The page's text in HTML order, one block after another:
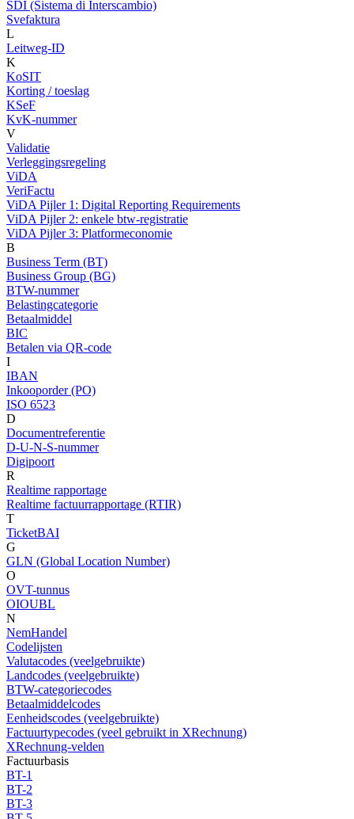
SDI (Sistema di Interscambio)
Svefaktura
L
Leitweg-ID
K
KoSIT
Korting / toeslag
KSeF
KvK-nummer
V
Validatie
Verleggingsregeling
ViDA
VeriFactu
ViDA Pijler 1: Digital Reporting Requirements
ViDA Pijler 2: enkele btw-registratie
ViDA Pijler 3: Platformeconomie
B
Business Term (BT)
Business Group (BG)
BTW-nummer
Belastingcategorie
Betaalmiddel
BIC
Betalen via QR-code
I
IBAN
Inkooporder (PO)
ISO 6523
D
Documentreferentie
D-U-N-S-nummer
Digipoort
R
Realtime rapportage
Realtime factuurrapportage (RTIR)
T
TicketBAI
G
GLN (Global Location Number)
O
OVT-tunnus
OIOUBL
N
NemHandel
Codelijsten
Valutacodes (veelgebruikte)
Landcodes (veelgebruikte)
BTW-categoriecodes
Betaalmiddelcodes
Eenheidscodes (veelgebruikte)
Factuurtypecodes (veel gebruikt in XRechnung)
XRechnung-velden
Factuurbasis
BT-1
BT-2
BT-3